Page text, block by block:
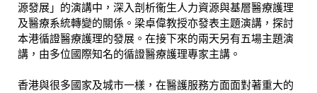
源發展」的演講中，深入剖析衞生人力資源與基層醫療護理
及醫療系統轉變的關係。梁卓偉教授亦發表主題演講，探討
本港循證醫療護理的發展。在接下來的兩天另有五場主題演
講，由多位國際知名的循證醫療護理專家主講。
香港與很多國家及城市一樣，在醫護服務方面面對著重大的